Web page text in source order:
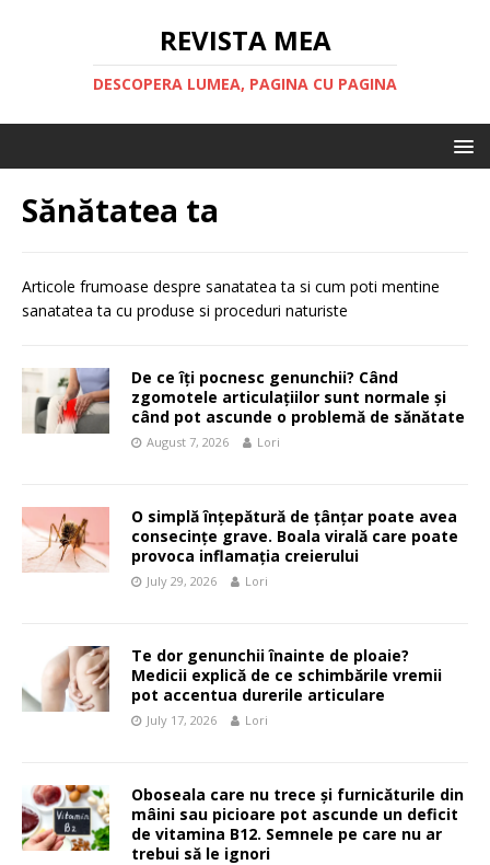
REVISTA MEA
DESCOPERA LUMEA, PAGINA CU PAGINA
Sănătatea ta
Articole frumoase despre sanatatea ta si cum poti mentine
sanatatea ta cu produse si proceduri naturiste
De ce îți pocnesc genunchii? Când
zgomotele articulațiilor sunt normale și
când pot ascunde o problemă de sănătate
August 7, 2026 Lori
O simplă înțepătură de țânțar poate avea
consecințe grave. Boala virală care poate
provoca inflamația creierului
July 29, 2026 Lori
Te dor genunchii înainte de ploaie?
Medicii explică de ce schimbările vremii
pot accentua durerile articulare
July 17, 2026 Lori
Oboseala care nu trece și furnicăturile din
mâini sau picioare pot ascunde un deficit
de vitamina B12. Semnele pe care nu ar
trebui să le ignori